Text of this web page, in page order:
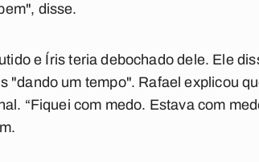
disse.
e Íris teria debochado dele. Ele
"dando um tempo". Rafael explicou
“Fiquei com medo. Estava com